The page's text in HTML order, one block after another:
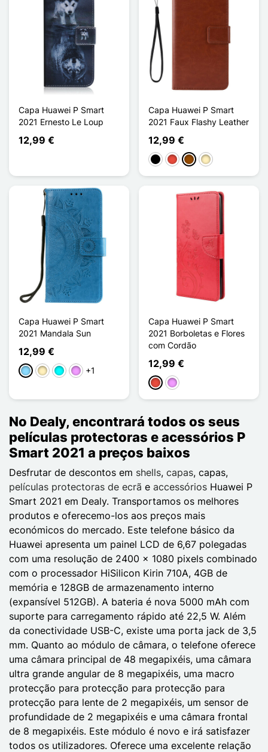
Capa Huawei P Smart
2021 Ernesto Le Loup
12,99 €
Capa Huawei P Smart
2021 Faux Flashy Leather
12,99 €
PretoVermelho
Castanho
Ouro
Capa Huawei P Smart
2021 Mandala Sun
12,99 €
Azul Claro
OuroCianoVioleta ligeira
+1
Capa Huawei P Smart
2021 Borboletas e Flores
com Cordão
12,99 €
VermelhoVioleta ligeira
No Dealy, encontrará todos os seus
películas protectoras e acessórios P
Smart 2021 a preços baixos
Desfrutar de descontos em shells, capas, capas,
películas protectoras de ecrã e accessórios Huawei P
Smart 2021 em Dealy. Transportamos os melhores
produtos e oferecemo-los aos preços mais
económicos do mercado. Este telefone básico da
Huawei apresenta um painel LCD de 6,67 polegadas
com uma resolução de 2400 x 1080 pixels combinado
com o processador HiSilicon Kirin 710A, 4GB de
memória e 128GB de armazenamento interno
(expansível 512GB). A bateria é nova 5000 mAh com
suporte para carregamento rápido até 22,5 W. Além
da conectividade USB-C, existe uma porta jack de 3,5
mm. Quanto ao módulo de câmara, o telefone oferece
uma câmara principal de 48 megapixéis, uma câmara
ultra grande angular de 8 megapixéis, uma macro
protecção para protecção para protecção para
protecção para lente de 2 megapixéis, um sensor de
profundidade de 2 megapixéis e uma câmara frontal
de 8 megapixéis. Este módulo é novo e irá satisfazer
todos os utilizadores. Oferece uma excelente relação